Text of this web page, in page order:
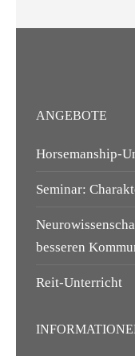
ANGEBOTE
Horsemanship-
Seminar:
besseren
Reit-Unterricht